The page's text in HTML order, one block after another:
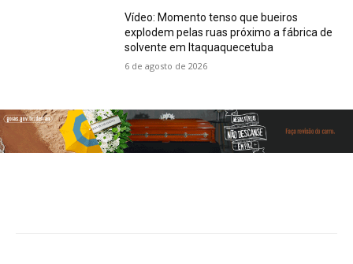
Vídeo: Momento tenso que bueiros
explodem pelas ruas próximo a fábrica de
solvente em Itaquaquecetuba
6 de agosto de 2026